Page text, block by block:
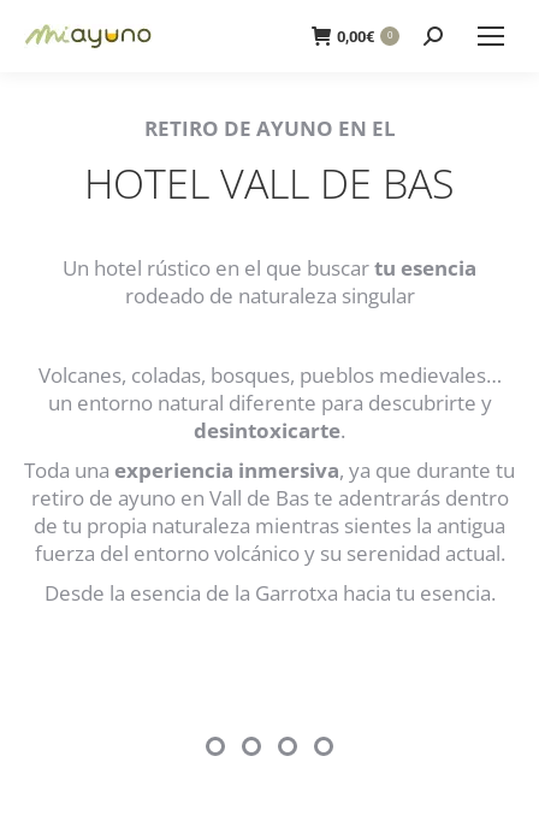
0,00€ 0 Buscar:
RETIRO DE AYUNO EN EL
HOTEL VALL DE BAS
Un hotel rústico en el que buscartu esencia
rodeado de naturaleza singular
Volcanes, coladas, bosques, pueblos medievales…
un entorno natural diferente para descubrirte y
desintoxicarte.
Toda una experiencia inmersiva, ya que durante tu
retiro de ayuno en Vall de Bas te adentrarás dentro
de tu propia naturaleza mientras sientes la antigua
fuerza del entorno volcánico y su serenidad actual.
Desde la esencia de la Garrotxa hacia tu esencia.